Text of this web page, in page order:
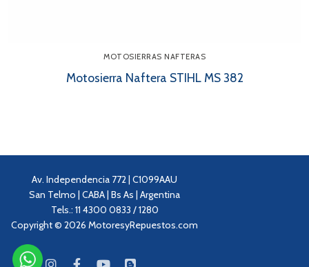
MOTOSIERRAS NAFTERAS
Motosierra Naftera STIHL MS 382
Av. Independencia 772 | C1099AAU
San Telmo | CABA | Bs As | Argentina
Tels.: 11 4300 0833 / 1280
Copyright © 2026 MotoresyRepuestos.com